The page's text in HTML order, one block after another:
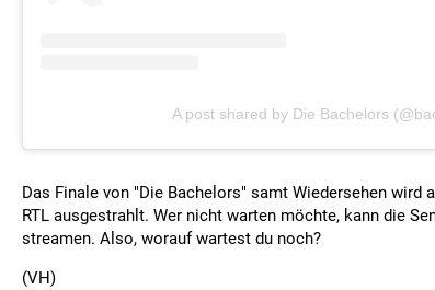
A post shared by Die Bachelors
Das Finale von "Die Bachelors" samt Wiedersehen wird
RTL ausgestrahlt. Wer nicht warten möchte, kann die
streamen. Also, worauf wartest du noch?
(VH)